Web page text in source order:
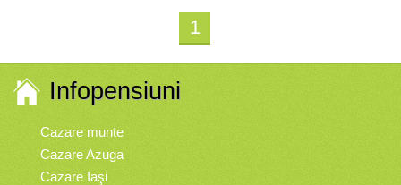
1
Infopensiuni
Cazare munte
Cazare Azuga
Cazare Iaşi